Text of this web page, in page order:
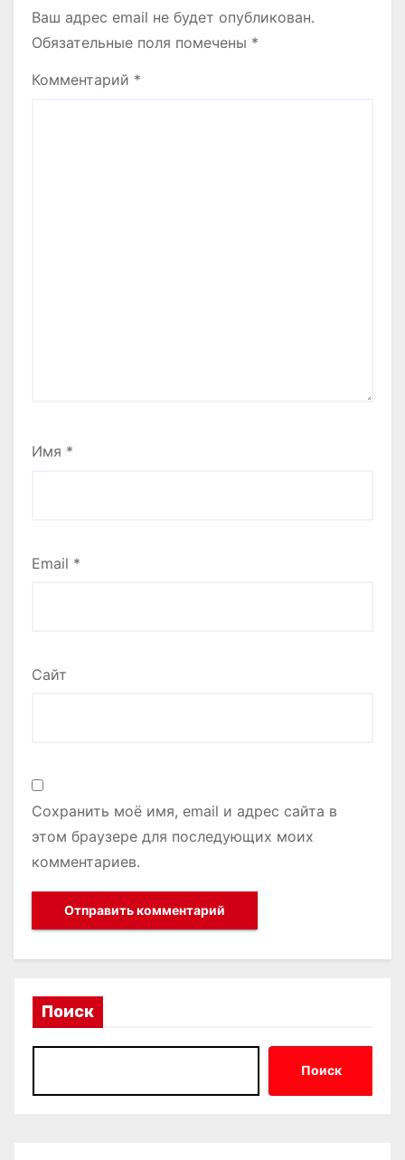
Ваш адрес email не будет опубликован.
Обязательные поля помечены *
Комментарий *
Имя *
Email *
Сайт
Сохранить моё имя, email и адрес сайта в
этом браузере для последующих моих
комментариев.
Поиск
Поиск